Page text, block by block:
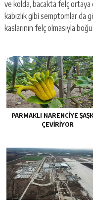
ve kolda, bacakta felç ortaya
kabızlık gibi semptomlar da
kaslarının felç olmasıyla
PARMAKLI NARENCİYE
ÇEVİRİYOR